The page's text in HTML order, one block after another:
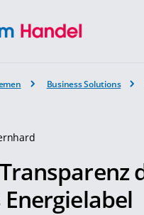
Business Solutions
Energielabel